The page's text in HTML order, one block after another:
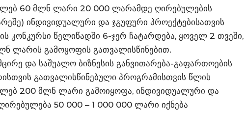
60 მლნ ლარი 20 000 ლარამდე ღირებულების
ინდივიდუალური და ჯგუფური პროექტებისათვის
კონკურსი წელიწადში 6-ჯერ ჩატარდება, ყოველ 2 თვეში,
ლარის გამოყოფის გათვალისწინებით.
და საშუალო ბიზნესის განვითარება-გაფართოების
გათვალისწინებული პროგრამისთვის წლის
200 მლნ ლარი გამოიყოფა, ინდივიდუალური და
50 000 – 1 000 000 ლარი იქნება